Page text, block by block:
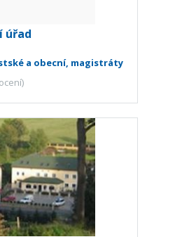
úřad
a obecní, magistráty